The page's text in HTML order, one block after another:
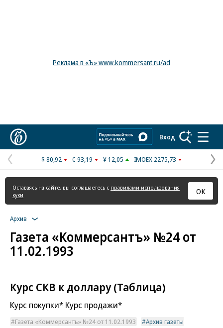
Реклама в «Ъ» www.kommersant.ru/ad
Вход
Предыдущая
страница
$ 80,92 € 93,19 ¥ 12,05 IMOEX 2275,73
Оставаясь на сайте, вы соглашаетесь с правилами использования
куки
ОК
Архив
Газета «Коммерсантъ» №24 от
11.02.1993
Курс СКВ к доллару (Таблица)
Курс покупки* Курс продажи*
Газета «Коммерсантъ» №24 от 11.02.1993
Архив газеты